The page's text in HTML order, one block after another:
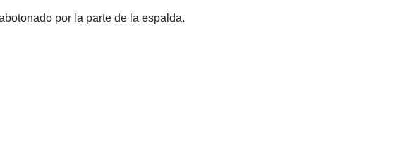
por la parte de la espalda.